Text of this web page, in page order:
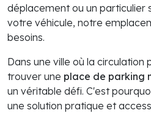
déplacement ou un particulier
votre véhicule, notre
besoins.
Dans une ville où la
trouver une place de parking
un véritable défi. C'est
une solution pratique et